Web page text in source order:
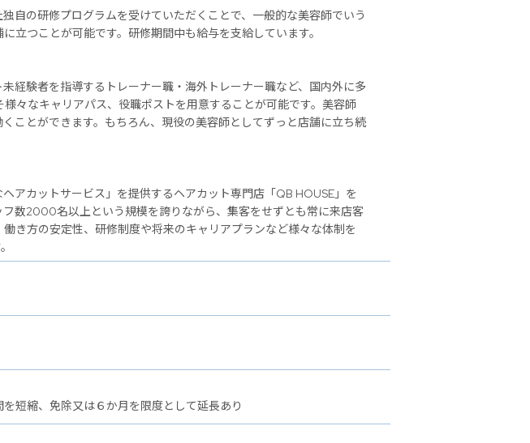
自の研修プログラムを受けていただくことで、一般的な美容師でいう
立つことが可能です。研修期間中も給与を支給しています。
経験者を指導するトレーナー職・海外トレーナー職など、国内外に多
々なキャリアパス、役職ポストを用意することが可能です。美容師
ことができます。もちろん、現役の美容師としてずっと店舗に立ち続
アカットサービス」を提供するヘアカット専門店「QB HOUSE」を
数2000名以上という規模を誇りながら、集客をせずとも常に来店客
き方の安定性、研修制度や将来のキャリアプランなど様々な体制を
短縮、免除又は６か月を限度として延長あり